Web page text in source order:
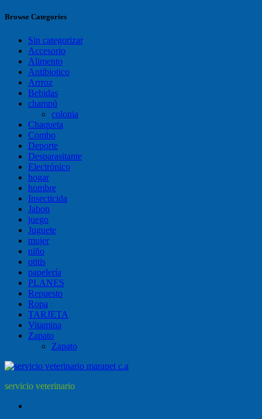
Browse Categories
Sin categorizar
Accesorio
Alimento
Antibiotico
Arrroz
Bebidas
champú
colonia
Chaqueta
Combo
Deporte
Desparasitante
Electrónico
hogar
hombre
Insecticida
Jabon
juego
Juguete
mujer
niño
otitis
papelería
PLANES
Repuesto
Ropa
TARJETA
Vitamina
Zapato
Zapato
servicio veterinario